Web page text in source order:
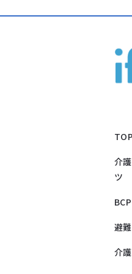
TOP
介
ツ
避
介